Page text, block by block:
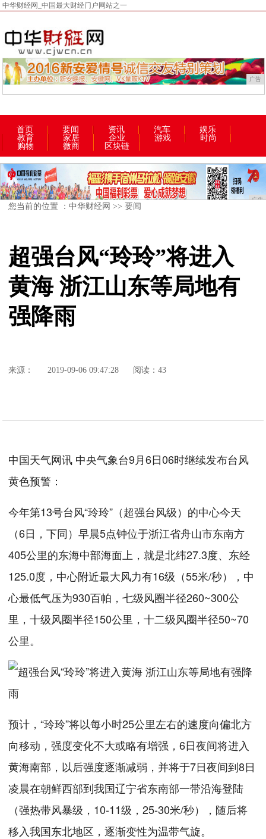
中华财经网_中国最大财经门户网站之一
广告
首页 要闻 资讯 汽车
娱乐
教育
家居 企业 游戏
时尚
购物
微商 区块链
广告
您当前的位置 ：中华财经网 >>要闻
超强台风“玲玲”将进入
黄海 浙江山东等局地有
强降雨
来源： 2019-09-06 09:47:28 阅读：43
中国天气网讯 中央气象台9月6日06时继续发布台风
黄色预警：
今年第13号台风“玲玲”（超强台风级）的中心今天
（6日，下同）早晨5点钟位于浙江省舟山市东南方
405公里的东海中部海面上，就是北纬27.3度、东经
125.0度，中心附近最大风力有16级（55米/秒），中
心最低气压为930百帕，七级风圈半径260~300公
里，十级风圈半径150公里，十二级风圈半径50~70
公里。
预计，“玲玲”将以每小时25公里左右的速度向偏北方
向移动，强度变化不大或略有增强，6日夜间将进入
黄海南部，以后强度逐渐减弱，并将于7日夜间到8日
凌晨在朝鲜西部到我国辽宁省东南部一带沿海登陆
（强热带风暴级，10-11级，25-30米/秒），随后将
移入我国东北地区，逐渐变性为温带气旋。